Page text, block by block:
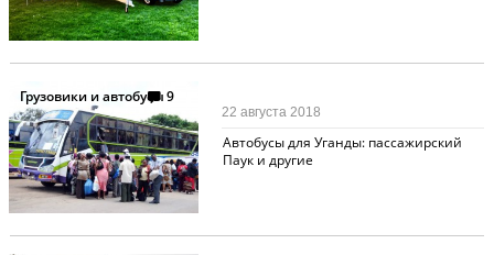
Грузовики и автобусы9
Автобусы для Уганды: пассажирский
Паук и другие
22 августа 2018